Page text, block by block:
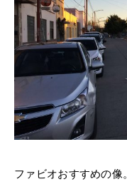
ファビオおすすめの像。